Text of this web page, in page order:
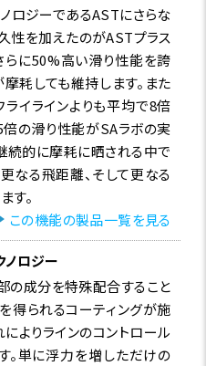
ロジーであるASTにさらな
性を加えたのがASTプラス
らに50%高い滑り性能を誇
摩耗しても維持します。また
イラインよりも平均で8倍
倍の滑り性能がSAラボの実
続的に摩耗に晒される中で
なる飛距離、そして更なる
す。
この機能の製品一覧を見る
ノロジー
の成分を特殊配合すること
得られるコーティングが施
によりラインのコントロール
。単に浮力を増しただけの